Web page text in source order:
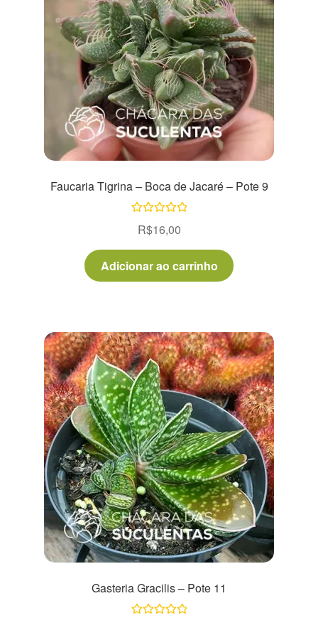
Faucaria Tigrina – Boca de Jacaré – Pote 9
5.00 de 5
R$16,00
Adicionar ao carrinho
Gasteria Gracilis – Pote 11